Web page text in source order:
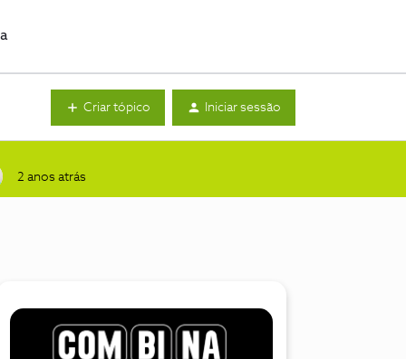
Criar tópico Iniciar sessão
2 anos atrás